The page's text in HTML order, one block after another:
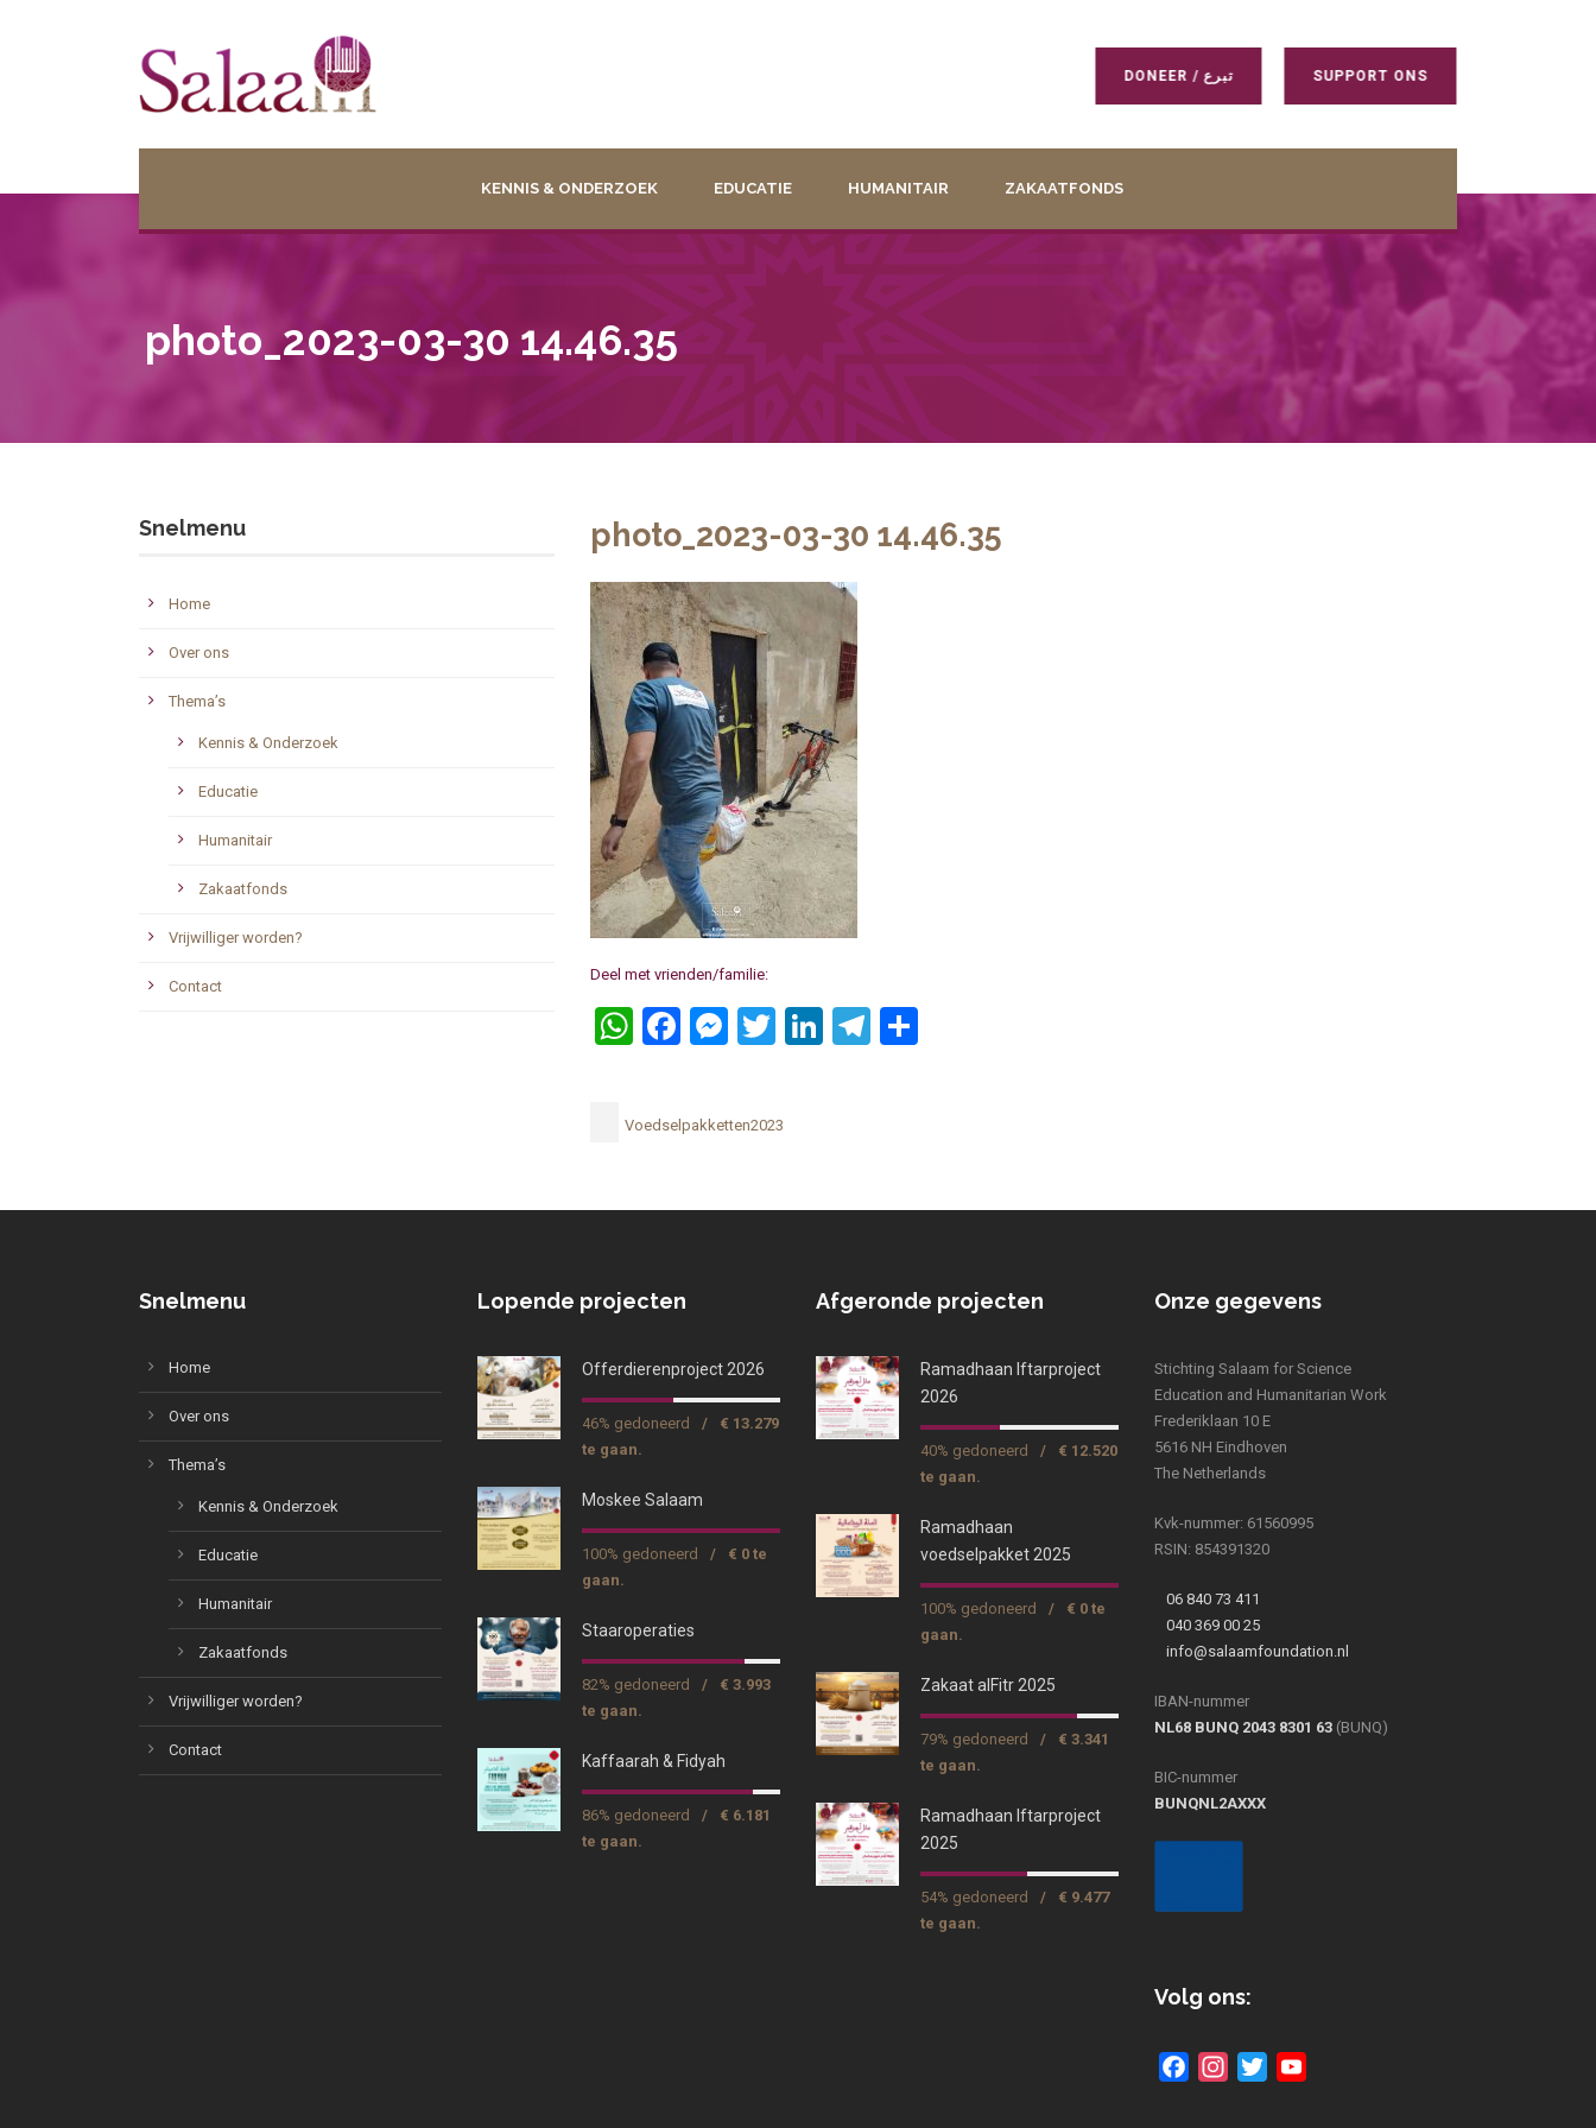
DONEER / تبرع SUPPORT ONS
KENNIS & ONDERZOEK EDUCATIE HUMANITAIR ZAKAATFONDS
photo_2023-03-30 14.46.35
photo_2023-03-30 14.46.35
Deel met vrienden/familie:
WhatsApp
Facebook
Messenger
Twitter
LinkedIn
Telegram
Voedselpakketten2023
Snelmenu
Home
Over ons
Thema’s
Kennis & Onderzoek
Educatie
Humanitair
Zakaatfonds
Vrijwilliger worden?
Contact
Snelmenu
Home
Over ons
Thema’s
Kennis & Onderzoek
Educatie
Humanitair
Zakaatfonds
Vrijwilliger worden?
Contact
Lopende projecten
Offerdierenproject 2026
46% gedoneerd /
€ 13.279
te gaan.
Moskee Salaam
100% gedoneerd /
€ 0 te
gaan.
Staaroperaties
82% gedoneerd /
€ 3.993
te gaan.
Kaffaarah & Fidyah
86% gedoneerd /
€ 6.181
te gaan.
Afgeronde projecten
Ramadhaan Iftarproject
2026
40% gedoneerd /
€ 12.520
te gaan.
Ramadhaan
voedselpakket 2025
100% gedoneerd /
€ 0 te
gaan.
Zakaat alFitr 2025
79% gedoneerd /
€ 3.341
te gaan.
Ramadhaan Iftarproject
2025
54% gedoneerd /
€ 9.477
te gaan.
Onze gegevens
Stichting Salaam for Science
Education and Humanitarian Work
Frederiklaan 10 E
5616 NH Eindhoven
The Netherlands
Kvk-nummer: 61560995
RSIN: 854391320
06 840 73 411
040 369 00 25
info@salaamfoundation.nl
IBAN-nummer
NL68 BUNQ 2043 8301 63 (BUNQ)
BIC-nummer
BUNQNL2AXXX
Volg ons:
FacebookInstagram
Twitter